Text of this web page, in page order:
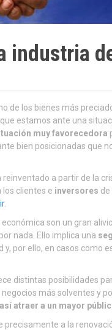
industria
de los bienes más
estamos ante una
muy favorecedora
bien posicionadas que
reinventado a partir de la
clientes e inversores de
.
económica son un gran
nada. Ello implica una
y, por ello, en casos como
distintas posibilidades
más solventes y
así atraer a un mayor
precisamente a la